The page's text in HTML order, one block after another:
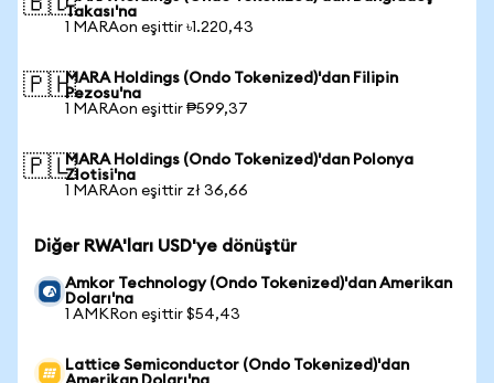
Takası'na
1 MARAon eşittir ৳1.220,43
🇵🇭MARA Holdings (Ondo Tokenized)'dan Filipin
Pezosu'na
1 MARAon eşittir ₱599,37
🇵🇱MARA Holdings (Ondo Tokenized)'dan Polonya
Zlotisi'na
1 MARAon eşittir zł 36,66
Diğer RWA'ları USD'ye dönüştür
Amkor Technology (Ondo Tokenized)'dan Amerikan
Doları'na
1 AMKRon eşittir $54,43
Lattice Semiconductor (Ondo Tokenized)'dan